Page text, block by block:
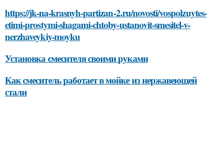
https://jk-na-krasnyh-partizan-2.ru/novosti/vospolzuytes-
etimi-prostymi-shagami-chtoby-ustanovit-smesitel-v-
nerzhaveykiy-moyku
Установка смесителя своими руками
Как смеситель работает в мойке из нержавеющей
стали